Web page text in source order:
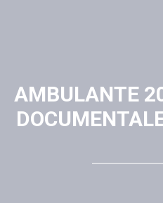
AMBULANTE